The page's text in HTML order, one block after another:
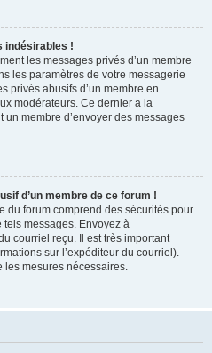
indésirables !
les messages privés d’un membre
les paramètres de votre messagerie
privés abusifs d’un membre en
modérateurs. Ce dernier a la
membre d’envoyer des messages
d’un membre de ce forum !
du forum comprend des sécurités pour
messages. Envoyez à
courriel reçu. Il est très important
sur l’expéditeur du courriel).
les mesures nécessaires.